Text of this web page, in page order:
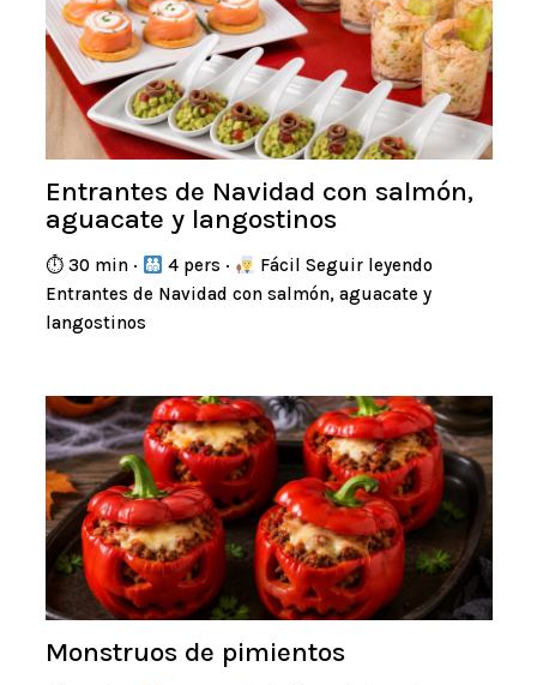
Entrantes de Navidad con salmón,
aguacate y langostinos
⏱ 30 min · 4 pers ·
Fácil Seguir leyendo
Entrantes de Navidad con salmón, aguacate y
langostinos
Monstruos de pimientos